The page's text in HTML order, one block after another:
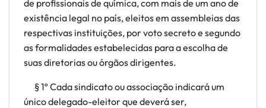
de profissionais de química, com mais de um ano de
existência legal no país, eleitos em assembleias das
respectivas instituições, por voto secreto e segundo
as formalidades estabelecidas para a escolha de
suas diretorias ou órgãos dirigentes.
§ 1º Cada sindicato ou associação indicará um
único delegado-eleitor que deverá ser,